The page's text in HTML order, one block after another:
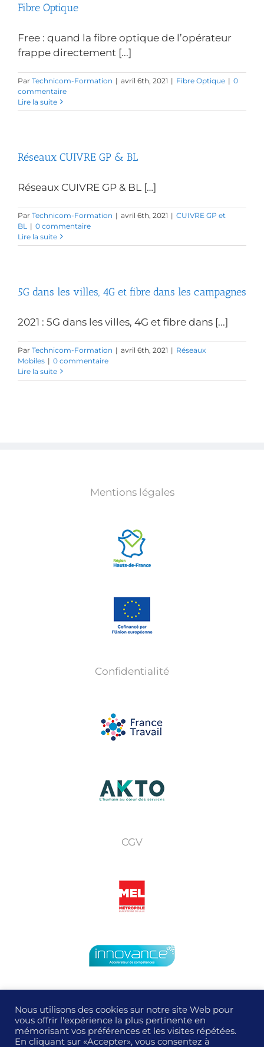
Fibre Optique
Free : quand la fibre optique de l’opérateur
frappe directement [...]
Par Technicom-Formation | avril 6th, 2021 | Fibre Optique | 0
commentaire
Lire la suite
Réseaux CUIVRE GP & BL
Réseaux CUIVRE GP & BL […]
Par Technicom-Formation | avril 6th, 2021 | CUIVRE GP et
BL
| 0 commentaire
Lire la suite
5G dans les villes, 4G et fibre dans les campagnes
2021 : 5G dans les villes, 4G et fibre dans [...]
Par Technicom-Formation | avril 6th, 2021 | Réseaux
Mobiles | 0 commentaire
Lire la suite
Mentions légales
Confidentialité
CGV
© Copyright 2026 | Technicom Formation®
| Tous droits
Nous utilisons des cookies sur notre site Web pour
vous offrir l'expérience la plus pertinente en
mémorisant vos préférences et les visites répétées.
En cliquant sur «Accepter», vous consentez à